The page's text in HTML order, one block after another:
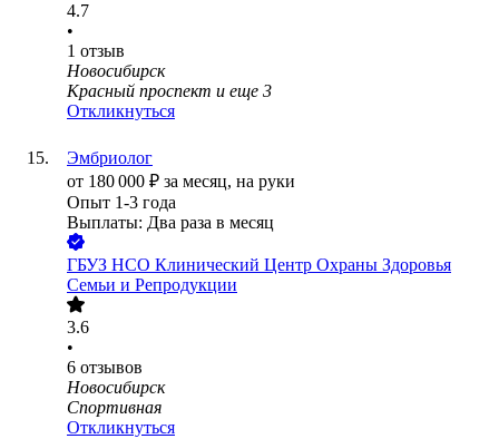
4.7
•
1 отзыв
Новосибирск
Красный проспект и еще 3
Откликнуться
Эмбриолог
от 180 000 ₽ за месяц, на руки
Опыт 1-3 года
Выплаты: Два раза в месяц
ГБУЗ НСО Клинический Центр Охраны Здоровья
Семьи и Репродукции
3.6
•
6 отзывов
Новосибирск
Спортивная
Откликнуться